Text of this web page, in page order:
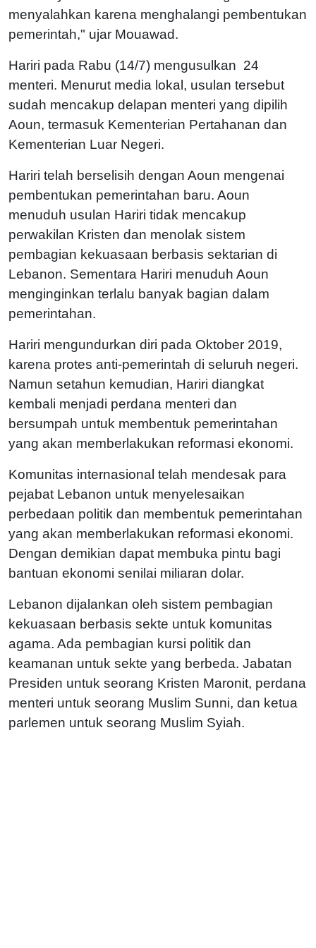
menyalahkan karena menghalangi pembentukan
pemerintah," ujar Mouawad.
Hariri pada Rabu (14/7) mengusulkan 24
menteri. Menurut media lokal, usulan tersebut
sudah mencakup delapan menteri yang dipilih
Aoun, termasuk Kementerian Pertahanan dan
Kementerian Luar Negeri.
Hariri telah berselisih dengan Aoun mengenai
pembentukan pemerintahan baru. Aoun
menuduh usulan Hariri tidak mencakup
perwakilan Kristen dan menolak sistem
pembagian kekuasaan berbasis sektarian di
Lebanon. Sementara Hariri menuduh Aoun
menginginkan terlalu banyak bagian dalam
pemerintahan.
Hariri mengundurkan diri pada Oktober 2019,
karena protes anti-pemerintah di seluruh negeri.
Namun setahun kemudian, Hariri diangkat
kembali menjadi perdana menteri dan
bersumpah untuk membentuk pemerintahan
yang akan memberlakukan reformasi ekonomi.
Komunitas internasional telah mendesak para
pejabat Lebanon untuk menyelesaikan
perbedaan politik dan membentuk pemerintahan
yang akan memberlakukan reformasi ekonomi.
Dengan demikian dapat membuka pintu bagi
bantuan ekonomi senilai miliaran dolar.
Lebanon dijalankan oleh sistem pembagian
kekuasaan berbasis sekte untuk komunitas
agama. Ada pembagian kursi politik dan
keamanan untuk sekte yang berbeda. Jabatan
Presiden untuk seorang Kristen Maronit, perdana
menteri untuk seorang Muslim Sunni, dan ketua
parlemen untuk seorang Muslim Syiah.